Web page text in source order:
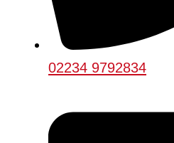
02234 9792834